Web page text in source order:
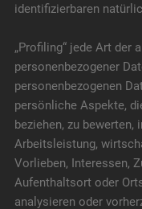
identifizierbaren
„Profiling“ jede Art der
personenbezogener
personenbezogenen
persönliche Aspekte,
beziehen, zu
Arbeitsleistung,
Vorlieben, Interessen,
Aufenthaltsort oder
analysieren oder